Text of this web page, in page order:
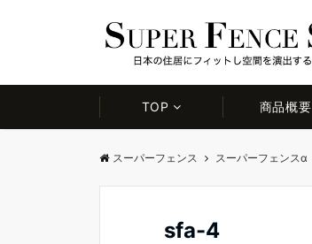
TOP 商品概要
スーパーフェンス スーパーフェンスα
sfa-4